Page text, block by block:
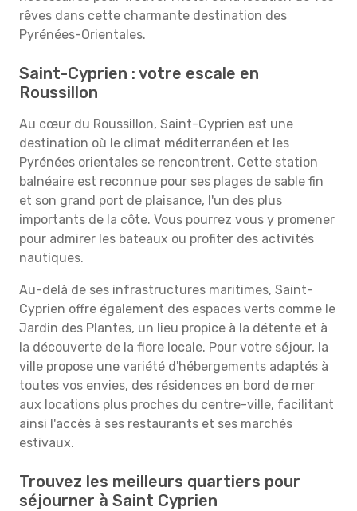
rêves dans cette charmante destination des
Pyrénées-Orientales.
Saint-Cyprien : votre escale en
Roussillon
Au cœur du Roussillon, Saint-Cyprien est une
destination où le climat méditerranéen et les
Pyrénées orientales se rencontrent. Cette station
balnéaire est reconnue pour ses plages de sable fin
et son grand port de plaisance, l'un des plus
importants de la côte. Vous pourrez vous y promener
pour admirer les bateaux ou profiter des activités
nautiques.
Au-delà de ses infrastructures maritimes, Saint-
Cyprien offre également des espaces verts comme le
Jardin des Plantes, un lieu propice à la détente et à
la découverte de la flore locale. Pour votre séjour, la
ville propose une variété d'hébergements adaptés à
toutes vos envies, des résidences en bord de mer
aux locations plus proches du centre-ville, facilitant
ainsi l'accès à ses restaurants et ses marchés
estivaux.
Trouvez les meilleurs quartiers pour
séjourner à Saint Cyprien